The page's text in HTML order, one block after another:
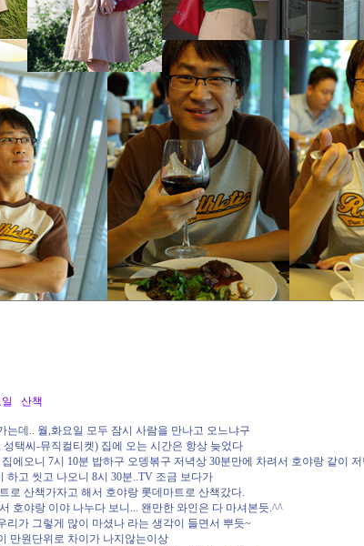
일 산책
는데.. 월,화요일 모두 잠시 사람을 만나고 오느냐구
성택씨-뮤직컬티켓) 집에 오는 시간은 항상 늦었다
에오니 7시 10분 밥하구 오뎅볶구 저녁상 30분만에 차려서 호야랑 같이 저
하고 씻고 나오니 8시 30분..TV 조금 보다가
로 산책가자고 해서 호야랑 롯데마트로 산책갔다.
호야랑 이야 나누다 보니... 왠만한 와인은 다 마셔본듯.^^
리가 그렇게 많이 마셨나 라는 생각이 들면서 뿌듯~
만원단위로 차이가 나지않는이상